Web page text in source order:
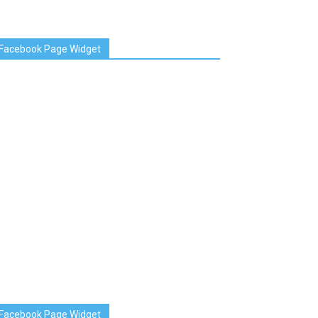
Page Widget
Page Widget